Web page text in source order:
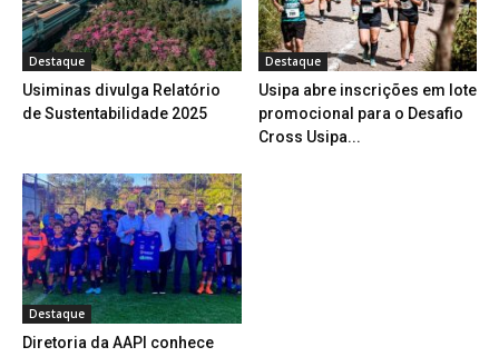
Destaque
Usiminas divulga Relatório
de Sustentabilidade 2025
Destaque
Usipa abre inscrições em lote
promocional para o Desafio
Cross Usipa...
Destaque
Diretoria da AAPI conhece